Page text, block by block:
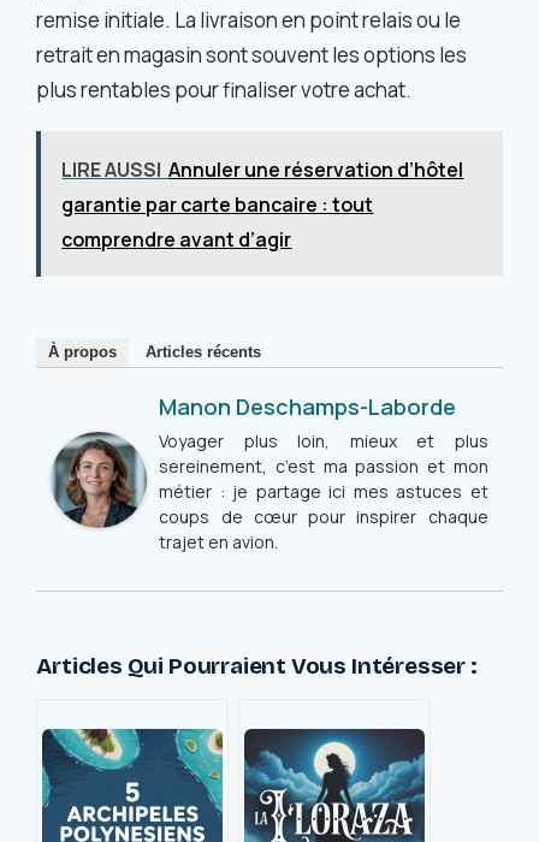
remise initiale. La livraison en point relais ou le
retrait en magasin sont souvent les options les
plus rentables pour finaliser votre achat.
LIRE AUSSI Annuler une réservation d’hôtel
garantie par carte bancaire : tout
comprendre avant d’agir
À propos Articles récents
Manon Deschamps-Laborde
Voyager plus loin, mieux et plus
sereinement, c’est ma passion et mon
métier : je partage ici mes astuces et
coups de cœur pour inspirer chaque
trajet en avion.
Articles Qui Pourraient Vous Intéresser :